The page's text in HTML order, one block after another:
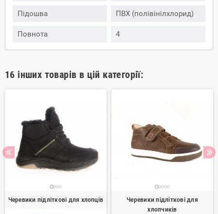
Підошва ПВХ (полівінілхлорид)
Повнота 4
16 інших товарів в цій категорії:
Черевики підліткові для хлопців
Черевики підліткові для
хлопчиків